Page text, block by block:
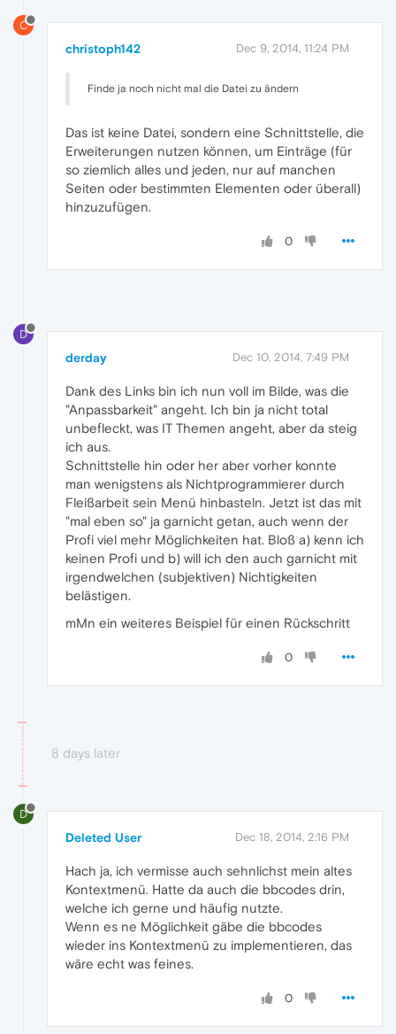
C
christoph142 Dec 9, 2014, 11:24 PM
Finde ja noch nicht mal die Datei zu ändern
Das ist keine Datei, sondern eine Schnittstelle, die
Erweiterungen nutzen können, um Einträge (für
so ziemlich alles und jeden, nur auf manchen
Seiten oder bestimmten Elementen oder überall)
hinzuzufügen.
0
D
derday Dec 10, 2014, 7:49 PM
Dank des Links bin ich nun voll im Bilde, was die
"Anpassbarkeit" angeht. Ich bin ja nicht total
unbefleckt, was IT Themen angeht, aber da steig
ich aus.
Schnittstelle hin oder her aber vorher konnte
man wenigstens als Nichtprogrammierer durch
Fleißarbeit sein Menü hinbasteln. Jetzt ist das mit
"mal eben so" ja garnicht getan, auch wenn der
Profi viel mehr Möglichkeiten hat. Bloß a) kenn ich
keinen Profi und b) will ich den auch garnicht mit
irgendwelchen (subjektiven) Nichtigkeiten
belästigen.
mMn ein weiteres Beispiel für einen Rückschritt
0
8 days later
D
Deleted User Dec 18, 2014, 2:16 PM
Hach ja, ich vermisse auch sehnlichst mein altes
Kontextmenü. Hatte da auch die bbcodes drin,
welche ich gerne und häufig nutzte.
Wenn es ne Möglichkeit gäbe die bbcodes
wieder ins Kontextmenü zu implementieren, das
wäre echt was feines.
0